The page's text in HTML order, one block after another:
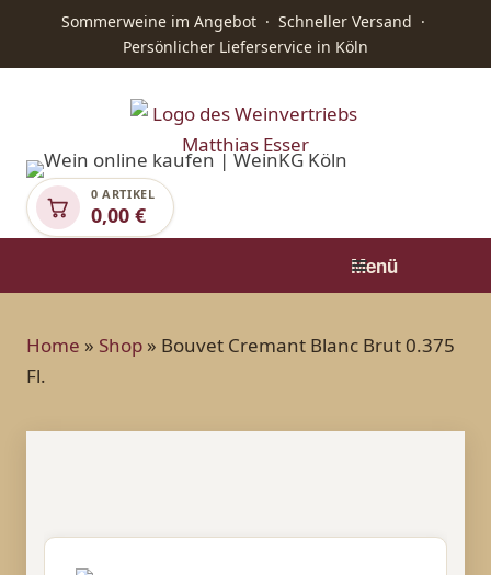
Sommerweine im Angebot · Schneller Versand ·
Persönlicher Lieferservice in Köln
0,00 €
0 ARTIKEL
Menü
Home » Shop » Bouvet Cremant Blanc Brut 0.375
Fl.